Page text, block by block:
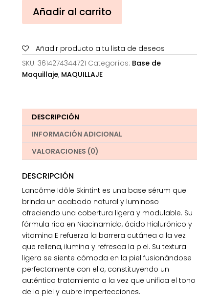
Idôle
Skintint
Añadir al carrito
Añadir producto a tu lista de deseos
SKU: 3614274344721 Categorías: Base de
Maquillaje, MAQUILLAJE
DESCRIPCIÓN
INFORMACIÓN ADICIONAL
VALORACIONES (0)
DESCRIPCIÓN
Lancôme Idôle Skintint es una base sérum que
brinda un acabado natural y luminoso
ofreciendo una cobertura ligera y modulable. Su
fórmula rica en Niacinamida, ácido Hialurónico y
vitamina E refuerza la barrera cutánea a la vez
que rellena, ilumina y refresca la piel. Su textura
ligera se siente cómoda en la piel fusionándose
perfectamente con ella, constituyendo un
auténtico tratamiento a la vez que unifica el tono
de la piel y cubre imperfecciones.